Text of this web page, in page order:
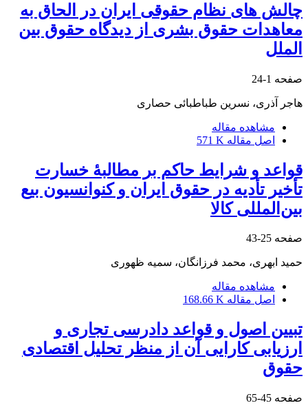
چالش های نظام حقوقی ایران در الحاق به
معاهدات حقوق بشری از دیدگاه حقوق بین
الملل
صفحه 1-24
هاجر آذری، نسرین طباطبائی حصاری
مشاهده مقاله
اصل مقاله 571 K
قواعد و شرایط حاکم بر مطالبۀ خسارت
تأخیر تأدیه در حقوق ایران و کنوانسیون بیع
بین‌المللی کالا
صفحه 25-43
حمید ابهری، محمد فرزانگان، سمیه ظهوری
مشاهده مقاله
اصل مقاله 168.66 K
تبیین اصول و قواعد دادرسی تجاری و
ارزیابی کارایی آن از منظر تحلیل اقتصادی
حقوق
صفحه 45-65